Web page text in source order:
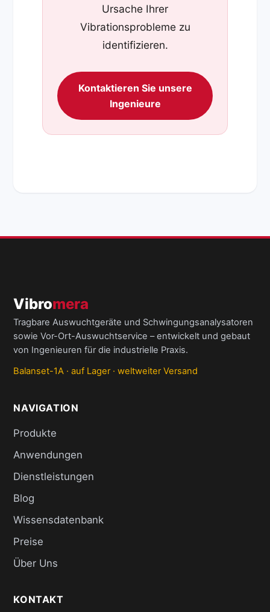
Ursache Ihrer
Vibrationsprobleme zu
identifizieren.
Kontaktieren Sie unsere
Ingenieure
Vibromera
Tragbare Auswuchtgeräte und Schwingungsanalysatoren
sowie Vor-Ort-Auswuchtservice – entwickelt und gebaut
von Ingenieuren für die industrielle Praxis.
Balanset-1A · auf Lager · weltweiter Versand
NAVIGATION
Produkte
Anwendungen
Dienstleistungen
Blog
Wissensdatenbank
Preise
Über Uns
KONTAKT